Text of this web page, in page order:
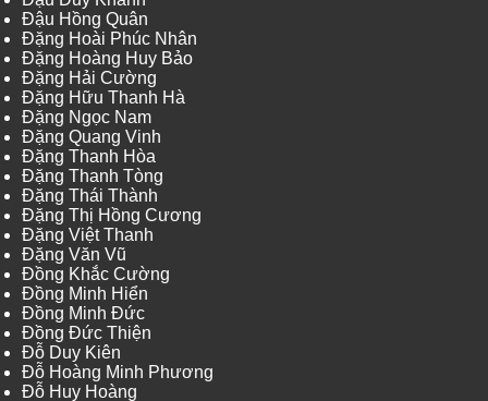
Đậu Hồng Quân
Đặng Hoài Phúc Nhân
Đặng Hoàng Huy Bảo
Đặng Hải Cường
Đặng Hữu Thanh Hà
Đặng Ngọc Nam
Đặng Quang Vinh
Đặng Thanh Hòa
Đặng Thanh Tòng
Đặng Thái Thành
Đặng Thị Hồng Cương
Đặng Việt Thanh
Đặng Văn Vũ
Đồng Khắc Cường
Đồng Minh Hiển
Đồng Minh Đức
Đồng Đức Thiện
Đỗ Duy Kiên
Đỗ Hoàng Minh Phương
Đỗ Huy Hoàng